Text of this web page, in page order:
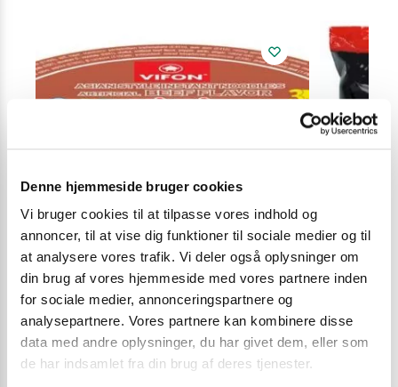
Denne hjemmeside bruger cookies
Vi bruger cookies til at tilpasse vores indhold og
annoncer, til at vise dig funktioner til sociale medier og til
at analysere vores trafik. Vi deler også oplysninger om
din brug af vores hjemmeside med vores partnere inden
for sociale medier, annonceringspartnere og
analysepartnere. Vores partnere kan kombinere disse
data med andre oplysninger, du har givet dem, eller som
de har indsamlet fra din brug af deres tjenester.